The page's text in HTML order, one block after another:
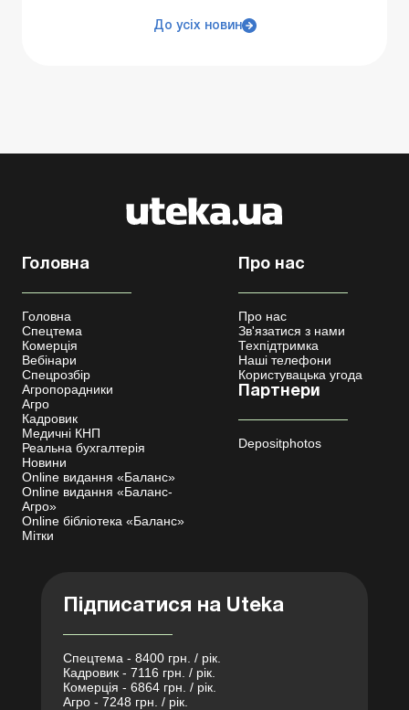
До усіх новин
Головна
Головна
Спецтема
Комерція
Вебінари
Спецрозбір
Агропорадники
Агро
Кадровик
Медичні КНП
Реальна бухгалтерія
Новини
Online видання «Баланс»
Online видання «Баланс-
Агро»
Online бібліотека «Баланс»
Мітки
Про нас
Про нас
Зв'язатися з нами
Техпідтримка
Наші телефони
Користувацька угода
Партнери
Depositphotos
Підписатися на Uteka
Спецтема - 8400 грн. / рік.
Кадровик - 7116 грн. / рік.
Комерція - 6864 грн. / рік.
Агро - 7248 грн. / рік.